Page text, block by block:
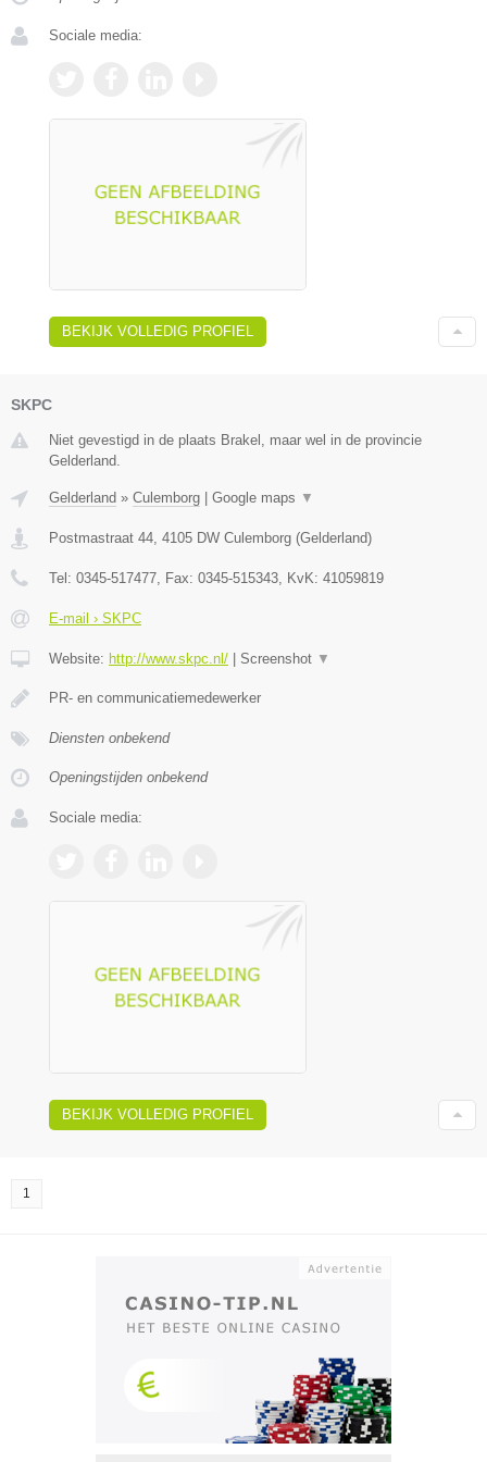
Sociale media:
BEKIJK VOLLEDIG PROFIEL
SKPC
Niet gevestigd in de plaats Brakel, maar wel in de provincie
Gelderland.
Gelderland » Culemborg Google maps ▼
Postmastraat 44, 4105 DW Culemborg (Gelderland)
Tel: 0345-517477, Fax: 0345-515343, KvK: 41059819
E-mail › SKPC
Website: http://www.skpc.nl/ Screenshot ▼
PR- en communicatiemedewerker
Diensten onbekend
Openingstijden onbekend
Sociale media:
BEKIJK VOLLEDIG PROFIEL
1